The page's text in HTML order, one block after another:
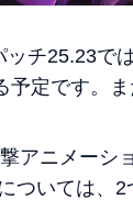
チ25.23で
定です。
アニメーシ
ついては、